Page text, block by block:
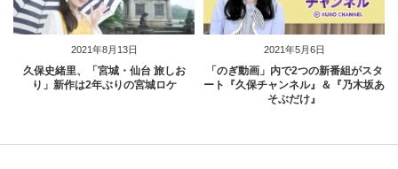
2021年8月13日
久保史緒里、「宮城・仙台 旅しお
り」新作は2年ぶりの宮城ロケ
2021年5月6日
「のぎ動画」内で2つの新番組がスタ
ート『久保チャンネル』＆『乃木坂あ
そぶだけ』